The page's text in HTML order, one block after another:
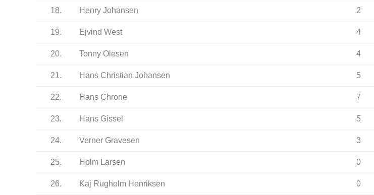
18. Henry Johansen 2
19. Ejvind West 4
20. Tonny Olesen 4
21. Hans Christian Johansen 5
22. Hans Chrone 7
23. Hans Gissel 5
24. Verner Gravesen 3
25. Holm Larsen 0
26. Kaj Rugholm Henriksen 0